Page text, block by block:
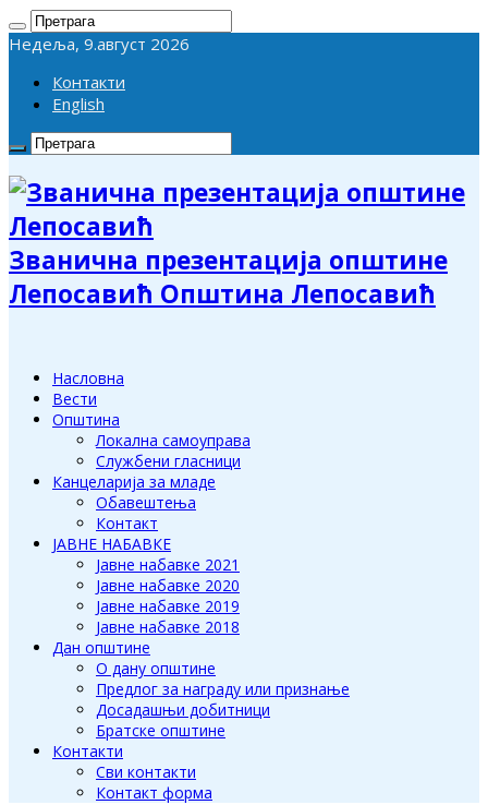
Недеља, 9.август 2026
Контакти
English
Званична презентација општине
Лепосавић Општина Лепосавић
Насловна
Вести
Општина
Локална самоуправа
Службени гласници
Канцеларија за младе
Обавештења
Контакт
ЈАВНЕ НАБАВКЕ
Јавне набавке 2021
Јавне набавке 2020
Јавне набавке 2019
Јавне набавке 2018
Дан општине
О дану општине
Предлог за награду или признање
Досадашњи добитници
Братске општине
Контакти
Сви контакти
Контакт форма